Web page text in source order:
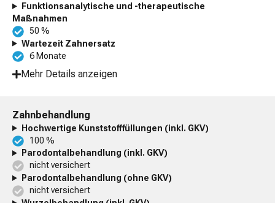
Funktionsanalytische und -therapeutische
Maßnahmen
50 %
Wartezeit Zahnersatz
6 Monate
Mehr Details anzeigen
Zahnbehandlung
Hochwertige Kunststofffüllungen (inkl. GKV)
100 %
Parodontalbehandlung (inkl. GKV)
nicht versichert
Parodontalbehandlung (ohne GKV)
nicht versichert